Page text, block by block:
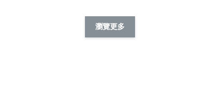
件套(附伸縮卡扣)
CSAA05
瀏覽更多